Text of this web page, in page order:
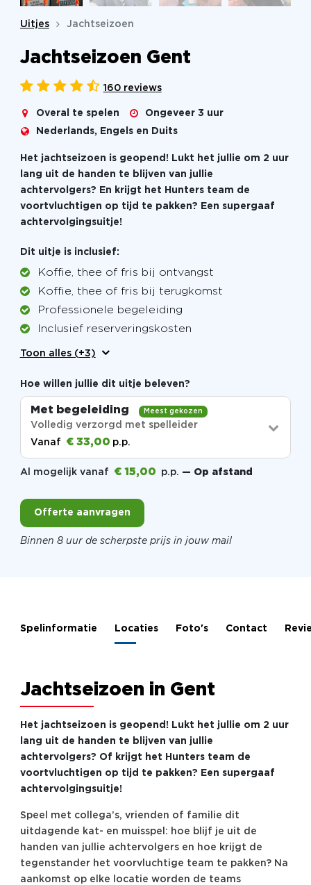
Uitjes Jachtseizoen
Jachtseizoen Gent
160 reviews
Overal te spelen Ongeveer 3 uur
Nederlands, Engels en Duits
Het jachtseizoen is geopend! Lukt het jullie om 2 uur
lang uit de handen te blijven van jullie
achtervolgers? En krijgt het Hunters team de
voortvluchtigen op tijd te pakken? Een supergaaf
achtervolgingsuitje!
Dit uitje is inclusief:
Koffie, thee of fris bij ontvangst
Koffie, thee of fris bij terugkomst
Professionele begeleiding
Inclusief reserveringskosten
Toon alles (+3)
Hoe willen jullie dit uitje beleven?
Met begeleiding Meest gekozen
Volledig verzorgd met spelleider
Vanaf € 33,00 p.p.
Al mogelijk vanaf € 15,00 p.p. — Op afstand
Offerte aanvragen
Binnen 8 uur de scherpste prijs in jouw mail
Spelinformatie Locaties Foto's Contact
Jachtseizoen in Gent
Het jachtseizoen is geopend! Lukt het jullie om 2 uur
lang uit de handen te blijven van jullie
achtervolgers? Of krijgt het Hunters team de
voortvluchtigen op tijd te pakken? Een supergaaf
achtervolgingsuitje!
Speel met collega’s, vrienden of familie dit
uitdagende kat- en muisspel: hoe blijf je uit de
handen van jullie achtervolgers en hoe krijgt de
tegenstander het voorvluchtige team te pakken? Na
aankomst op elke locatie worden de teams